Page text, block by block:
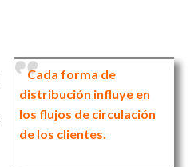
Cada forma de
distribución influye en
los flujos de circulación
de los clientes.